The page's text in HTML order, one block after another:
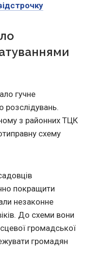
гучне
з районних ТЦК
схему
покращити
незаконне
До схеми вони
громадської
громадян